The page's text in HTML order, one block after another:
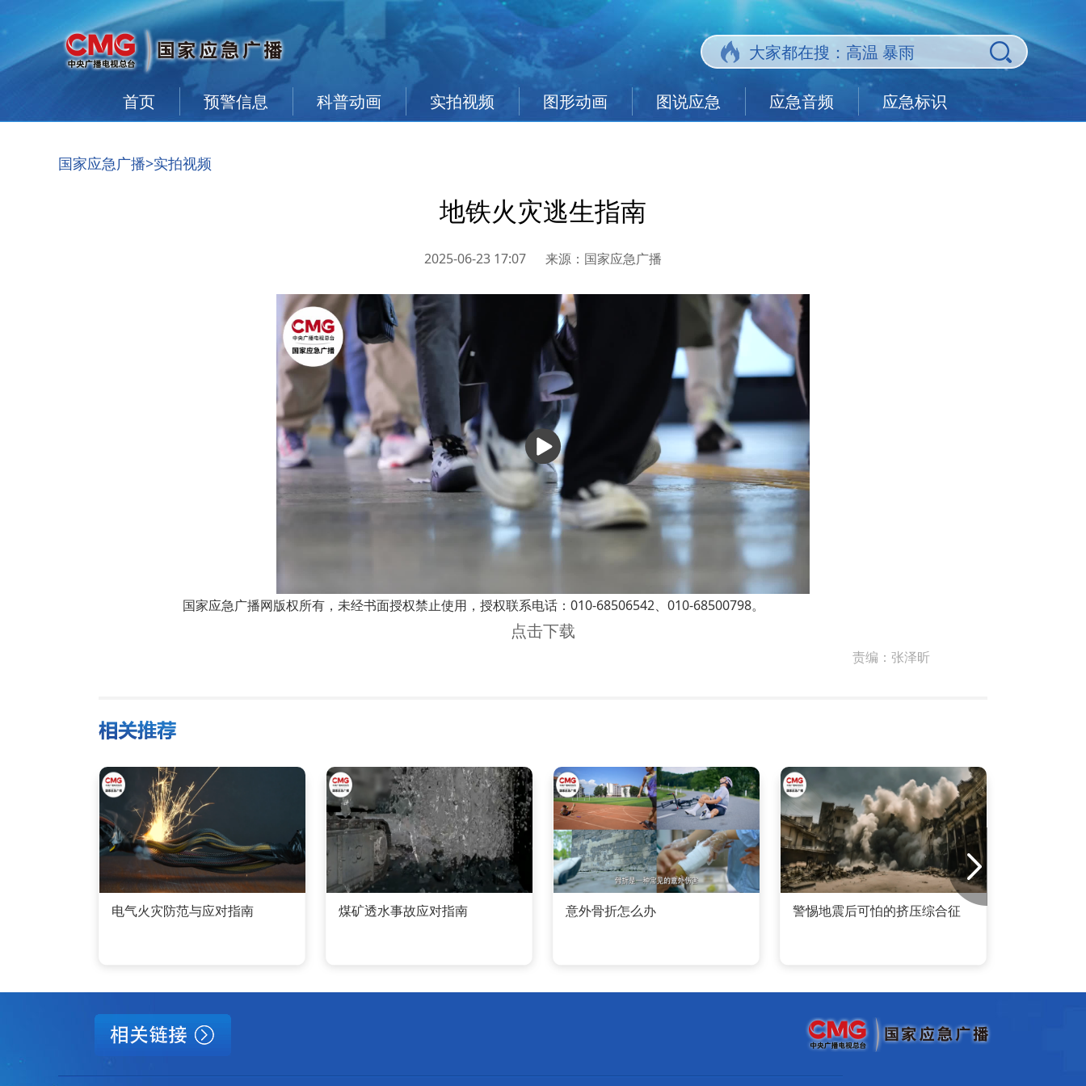
首页 预警信息 科普动画 实拍视频 图形动画 图说应急 应急音频 应急标识
国家应急广播>实拍视频
地铁火灾逃生指南
2025-06-23 17:07 来源： 国家应急广播
播
放
国家应急广播网版权所有，未经书面授权禁止使用，授权联系电话：010-68506542、010-68500798。
点击下载
责编： 张泽昕
电气火灾防范与应对指南 煤矿透水事故应对指南 意外骨折怎么办 警惕地震后可怕的挤压综合征